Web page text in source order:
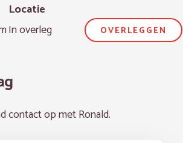
Locatie
In overleg OVERLEGGEN
contact op met Ronald.